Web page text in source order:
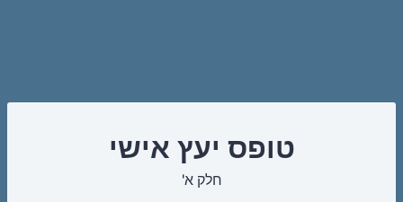
טופס יעץ אישי
חלק א'